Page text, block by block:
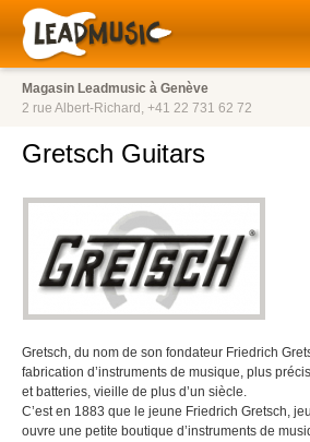
Magasin Leadmusic à Genève
2 rue Albert-Richard, +41 22 731 62 72
Gretsch Guitars
Gretsch, du nom de son fondateur Friedrich
fabrication d’instruments de musique, plus
et batteries, vieille de plus d’un siècle.
C’est en 1883 que le jeune Friedrich Gretsch,
ouvre une petite boutique d’instruments de